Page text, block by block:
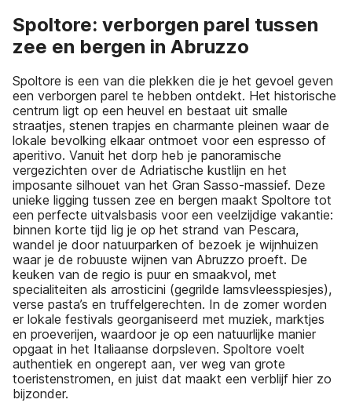
Spoltore: verborgen parel tussen
zee en bergen in Abruzzo
Spoltore is een van die plekken die je het gevoel geven
een verborgen parel te hebben ontdekt. Het historische
centrum ligt op een heuvel en bestaat uit smalle
straatjes, stenen trapjes en charmante pleinen waar de
lokale bevolking elkaar ontmoet voor een espresso of
aperitivo. Vanuit het dorp heb je panoramische
vergezichten over de Adriatische kustlijn en het
imposante silhouet van het Gran Sasso-massief. Deze
unieke ligging tussen zee en bergen maakt Spoltore tot
een perfecte uitvalsbasis voor een veelzijdige vakantie:
binnen korte tijd lig je op het strand van Pescara,
wandel je door natuurparken of bezoek je wijnhuizen
waar je de robuuste wijnen van Abruzzo proeft. De
keuken van de regio is puur en smaakvol, met
specialiteiten als arrosticini (gegrilde lamsvleesspiesjes),
verse pasta’s en truffelgerechten. In de zomer worden
er lokale festivals georganiseerd met muziek, marktjes
en proeverijen, waardoor je op een natuurlijke manier
opgaat in het Italiaanse dorpsleven. Spoltore voelt
authentiek en ongerept aan, ver weg van grote
toeristenstromen, en juist dat maakt een verblijf hier zo
bijzonder.